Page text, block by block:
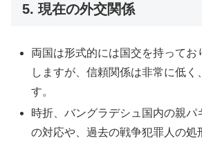
5. 現在の外交関係
両国は形式的には国交を持ってお
しますが、信頼関係は非常に低く
す。
時折、バングラデシュ国内の親パ
の対応や、過去の戦争犯罪人の処